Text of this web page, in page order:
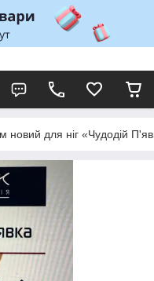
новий для ніг «Чудодій